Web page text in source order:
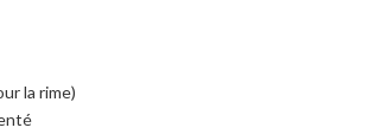
la rime)